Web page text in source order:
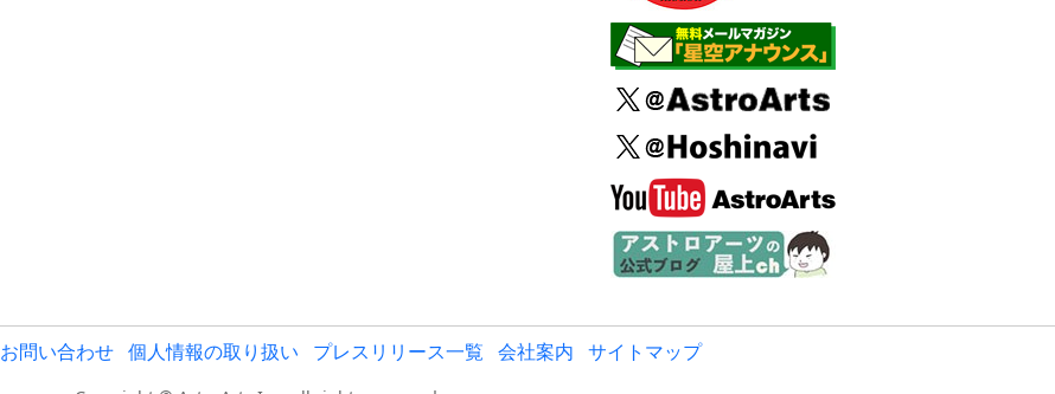
お問い合わせ 個人情報の取り扱い プレスリリース一覧 会社案内 サイトマップ